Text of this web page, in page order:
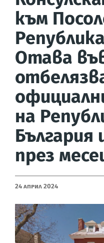
към
Отава
на
България
през
24 Април 2024